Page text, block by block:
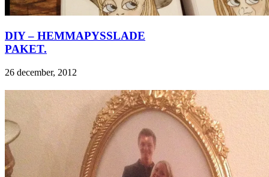
DIY – HEMMAPYSSLADE
PAKET.
26 december, 2012